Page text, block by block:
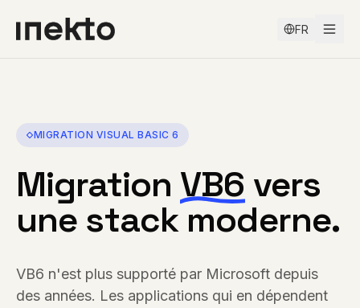
FR
MIGRATION VISUAL BASIC 6
Migration VB6 vers
une stack moderne.
VB6 n'est plus supporté par Microsoft depuis
des années. Les applications qui en dépendent